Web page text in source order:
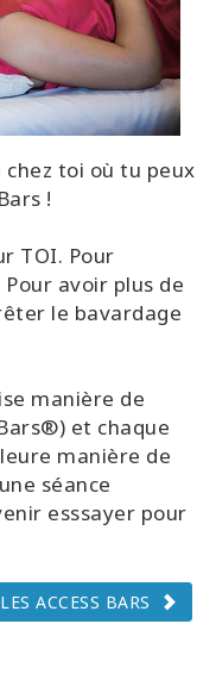
toi où tu peux
!
TOI. Pour
avoir plus de
le bavardage
manière de
et chaque
manière de
séance
esssayer pour
ACCESS BARS